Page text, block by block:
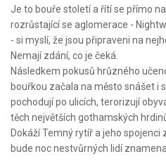
Je to bouře století a řítí se přímo
rozrůstající se aglomerace -
- si myslí, že jsou připraveni na
Nemají zdání, co je čeká.
Následkem pokusů hrůzného
bouřkou začala na město snášet i
pochodují po ulicích, terorizují
těch největších gothamských
Dokáží Temný rytíř a jeho spojenci
bude noc nestvůrných lidí